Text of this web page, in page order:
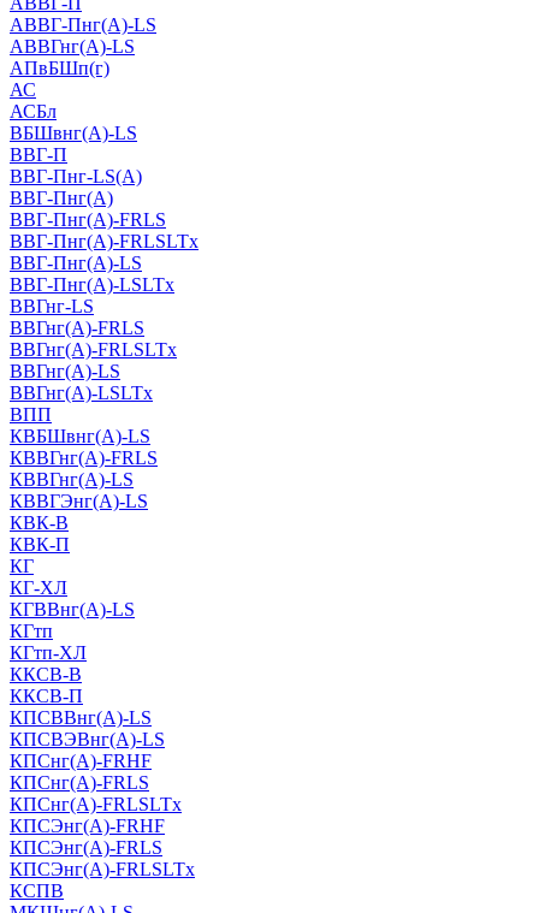
АВВГ-Пнг(А)-LS
АВВГнг(А)-LS
АПвБШп(г)
АС
АСБл
ВБШвнг(А)-LS
ВВГ-П
ВВГ-Пнг-LS(А)
ВВГ-Пнг(А)
ВВГ-Пнг(А)-FRLS
ВВГ-Пнг(А)-FRLSLTx
ВВГ-Пнг(А)-LS
ВВГ-Пнг(А)-LSLTx
ВВГнг-LS
ВВГнг(А)-FRLS
ВВГнг(А)-FRLSLTx
ВВГнг(А)-LS
ВВГнг(А)-LSLTx
ВПП
КВБШвнг(А)-LS
КВВГнг(А)-FRLS
КВВГнг(А)-LS
КВВГЭнг(А)-LS
КВК-В
КВК-П
КГ
КГ-ХЛ
КГВВнг(А)-LS
КГтп
КГтп-ХЛ
ККСВ-В
ККСВ-П
КПСВВнг(А)-LS
КПСВЭВнг(А)-LS
КПСнг(А)-FRHF
КПСнг(А)-FRLS
КПСнг(А)-FRLSLTx
КПСЭнг(А)-FRHF
КПСЭнг(А)-FRLS
КПСЭнг(А)-FRLSLTx
КСПВ